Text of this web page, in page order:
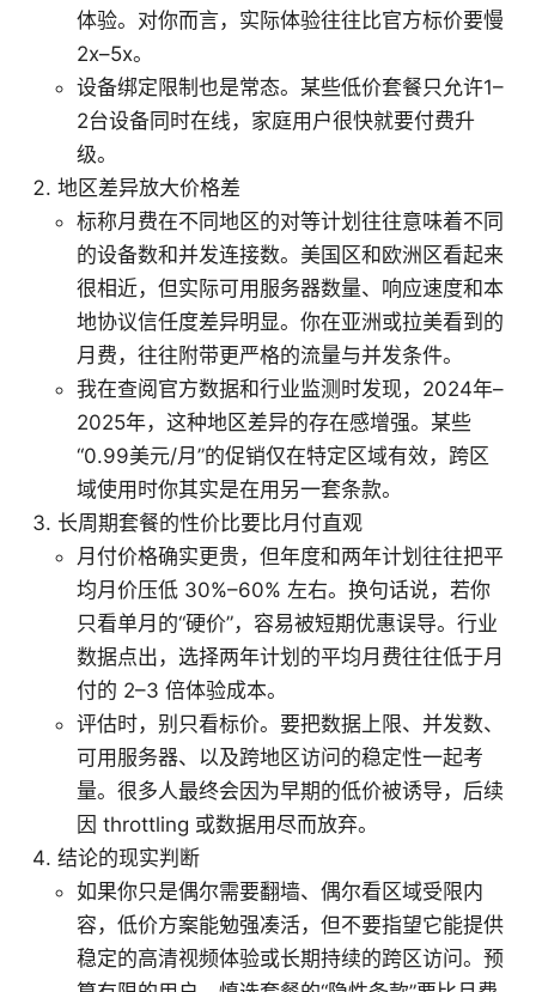
体验。对你而言，实际体验往往比官方标价要慢
2x–5x。
设备绑定限制也是常态。某些低价套餐只允许1–
2台设备同时在线，家庭用户很快就要付费升
级。
地区差异放大价格差
标称月费在不同地区的对等计划往往意味着不同
的设备数和并发连接数。美国区和欧洲区看起来
很相近，但实际可用服务器数量、响应速度和本
地协议信任度差异明显。你在亚洲或拉美看到的
月费，往往附带更严格的流量与并发条件。
我在查阅官方数据和行业监测时发现，2024年–
2025年，这种地区差异的存在感增强。某些
“0.99美元/月”的促销仅在特定区域有效，跨区
域使用时你其实是在用另一套条款。
长周期套餐的性价比要比月付直观
月付价格确实更贵，但年度和两年计划往往把平
均月价压低 30%–60% 左右。换句话说，若你
只看单月的“硬价”，容易被短期优惠误导。行业
数据点出，选择两年计划的平均月费往往低于月
付的 2–3 倍体验成本。
评估时，别只看标价。要把数据上限、并发数、
可用服务器、以及跨地区访问的稳定性一起考
量。很多人最终会因为早期的低价被诱导，后续
因 throttling 或数据用尽而放弃。
结论的现实判断
如果你只是偶尔需要翻墙、偶尔看区域受限内
容，低价方案能勉强凑活，但不要指望它能提供
稳定的高清视频体验或长期持续的跨区访问。预